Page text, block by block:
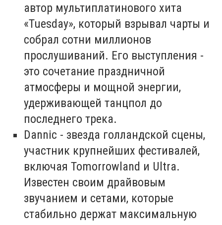
автор мультиплатинового хита
«Tuesday», который взрывал чарты и
собрал сотни миллионов
прослушиваний. Его выступления -
это сочетание праздничной
атмосферы и мощной энергии,
удерживающей танцпол до
последнего трека.
Dannic - звезда голландской сцены,
участник крупнейших фестивалей,
включая Tomorrowland и Ultra.
Известен своим драйвовым
звучанием и сетами, которые
стабильно держат максимальную